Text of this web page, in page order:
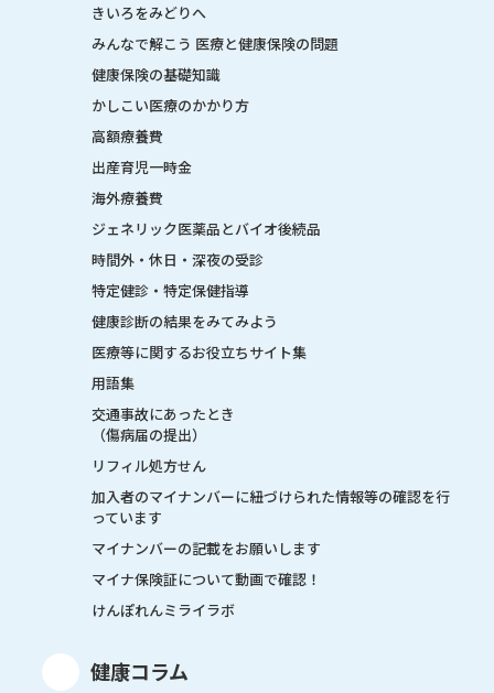
きいろをみどりへ
みんなで解こう 医療と健康保険の問題
健康保険の基礎知識
かしこい医療のかかり方
高額療養費
出産育児一時金
海外療養費
ジェネリック医薬品とバイオ後続品
時間外・休日・深夜の受診
特定健診・特定保健指導
健康診断の結果をみてみよう
医療等に関するお役立ちサイト集
用語集
交通事故にあったとき
（傷病届の提出）
リフィル処方せん
加入者のマイナンバーに紐づけられた情報等の確認を行
っています
マイナンバーの記載をお願いします
マイナ保険証について動画で確認！
けんぽれんミライラボ
健康コラム